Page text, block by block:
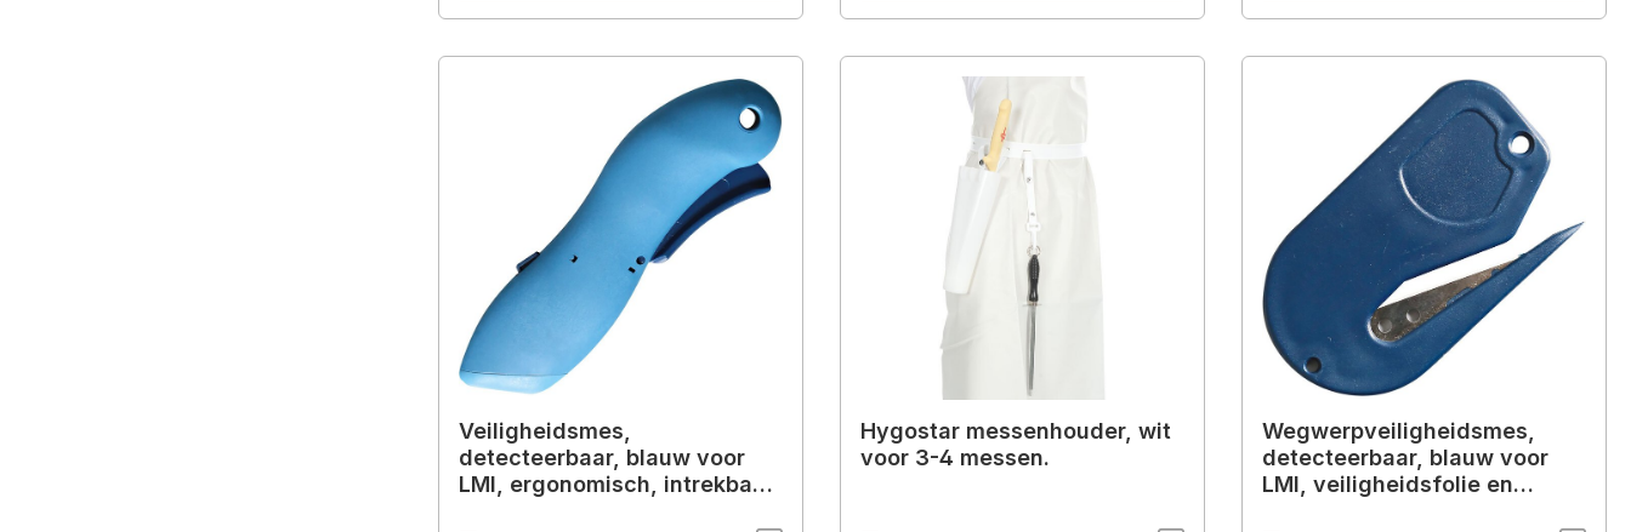
Veiligheidsmes,
detecteerbaar, blauw voor
LMI, ergonomisch, intrekbaar
Hygostar messenhouder, wit
voor 3-4 messen.
Wegwerpveiligheidsmes,
detecteerbaar, blauw voor
LMI, veiligheidsfolie en